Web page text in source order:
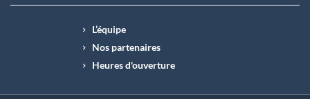
L’équipe
Nos partenaires
Heures d'ouverture